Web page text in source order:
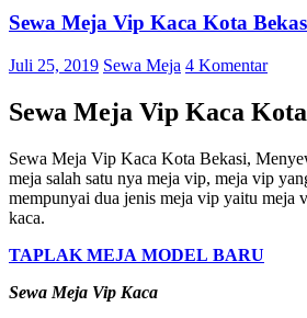
Sewa Meja Vip Kaca Kota
Juli 25, 2019 Sewa Meja 4 Komentar
Sewa Meja Vip Kaca
Sewa Meja Vip Kaca Kota Bekasi,
meja salah satu nya meja vip, meja vip
mempunyai dua jenis meja vip yaitu meja
kaca.
TAPLAK MEJA MODEL BARU
Sewa Meja Vip Kaca